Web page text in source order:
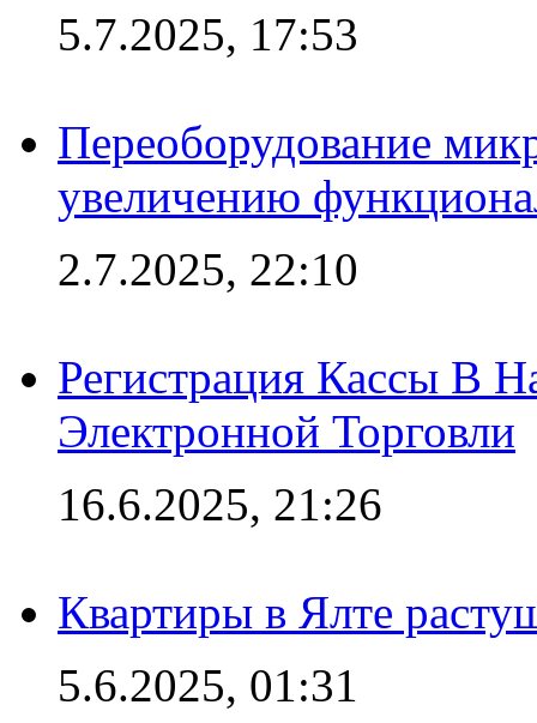
5.7.2025, 17:53
Переоборудование
увеличению
2.7.2025, 22:10
Регистрация Кассы В
Электронной Торговли
16.6.2025, 21:26
Квартиры в Ялте
5.6.2025, 01:31